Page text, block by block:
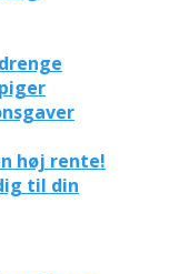
høj rente!
til din